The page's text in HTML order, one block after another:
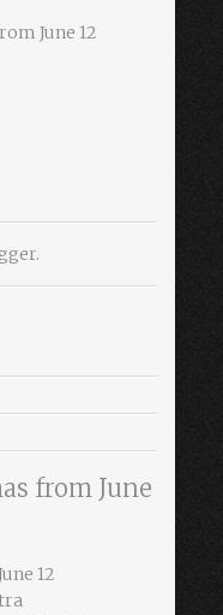
June 12
.
from June
12